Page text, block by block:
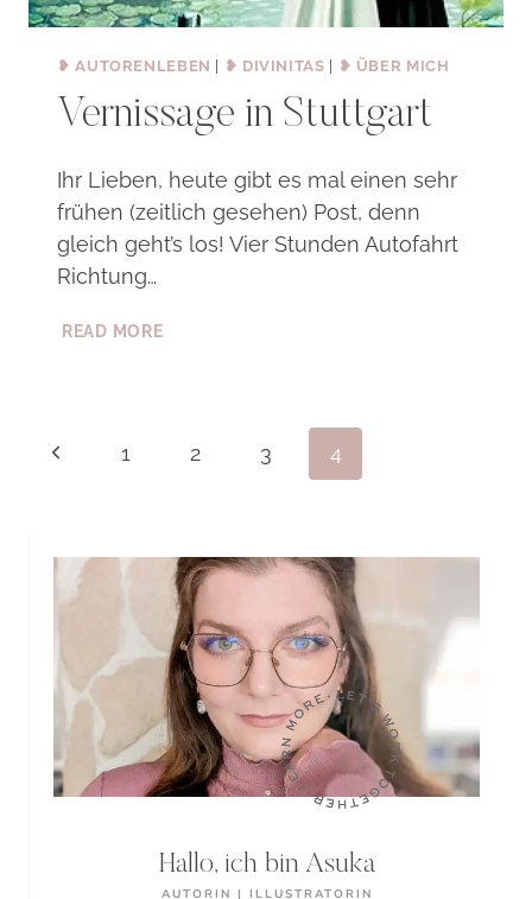
❥ AUTORENLEBEN | ❥ DIVINITAS | ❥ ÜBER MICH
Vernissage in Stuttgart
Ihr Lieben, heute gibt es mal einen sehr
frühen (zeitlich gesehen) Post, denn
gleich geht’s los! Vier Stunden Autofahrt
Richtung…
READ MOREVERNISSAGE
Seitennavigation
Vorherige
1 2 3 4
Hallo, ich bin Asuka
AUTORIN | ILLUSTRATORIN